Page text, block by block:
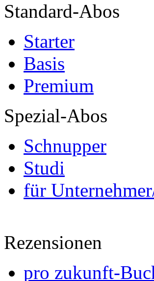
Standard-Abos
Starter
Basis
Premium
Spezial-Abos
Schnupper
Studi
für
Rezensionen
pro zukunft-